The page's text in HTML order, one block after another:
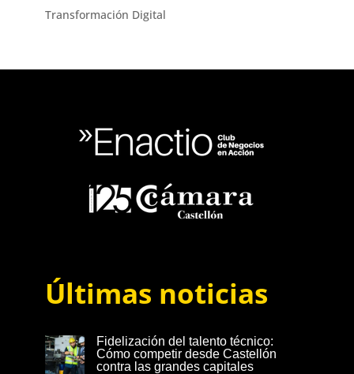
Transformación Digital
Últimas noticias
Fidelización del talento técnico:
Cómo competir desde Castellón
contra las grandes capitales